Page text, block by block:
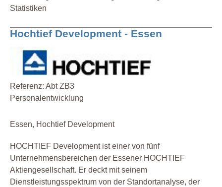
Statistiken
Hochtief Development - Essen
Referenz: Abt ZB3
Personalentwicklung
Essen, Hochtief Development
HOCHTIEF Development ist einer von fünf
Unternehmensbereichen der Essener HOCHTIEF
Aktiengesellschaft. Er deckt mit seinem
Dienstleistungsspektrum von der Standortanalyse, der